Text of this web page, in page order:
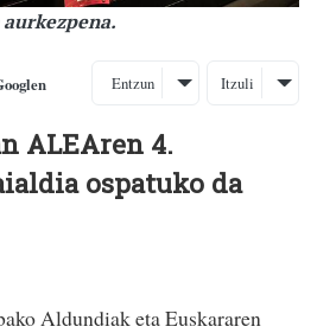
Entzun Itzuli
ALEAren 4.
ospatuko da
Aldundiak eta Euskararen